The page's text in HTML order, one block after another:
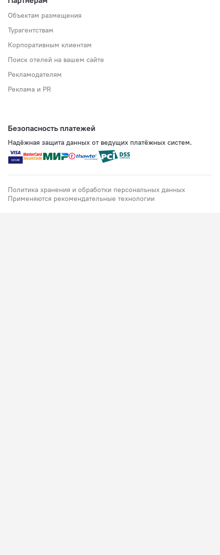
Объектам размещения
Турагентствам
Корпоративным клиентам
Поиск отелей на вашем сайте
Рекламодателям
Реклама и PR
Безопасность платежей
Надёжная защита данных от ведущих платёжных систем.
Политика хранения и обработки персональных данных
Применяются рекомендательные технологии